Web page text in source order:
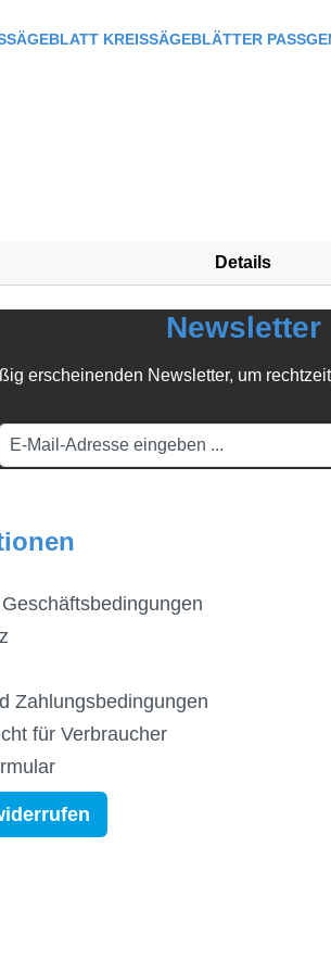
KREISSÄGEBLÄTTER
Details
Newsletter
erscheinenden Newsletter, um
Zahlungsbedingungen
für Verbraucher